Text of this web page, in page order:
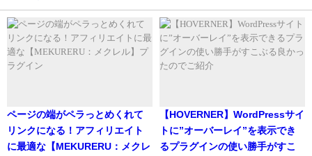
ページの端がペラっとめくれて
リンクになる！アフィリエイト
に最適な【MEKURERU：メクレ
【HOVERNER】WordPressサイ
トに”オーバーレイ”を表示でき
るプラグインの使い勝手がすこ